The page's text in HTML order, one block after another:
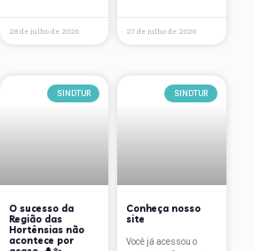
28 de julho de 2026 27 de julho de 2026
SINDTUR
O sucesso da
Região das
Hortênsias não
acontece por
SINDTUR
Conheça nosso
site
Você já acessou o